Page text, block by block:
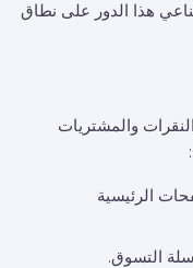
هذا الدور على نطاق
والمشتريات
الرئيسية
التسوق.